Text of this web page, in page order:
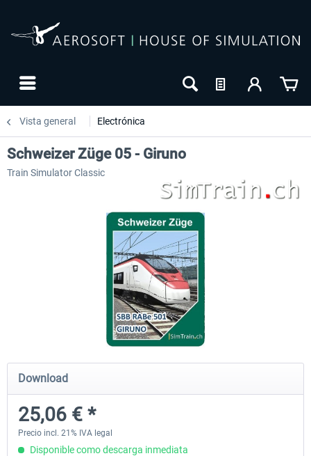
Vista general Electrónica
ICE 4 (Class 412)
35,54 € *
Stadler Flirt 3
Schweizer Züge 05 - Giruno
Train Simulator Classic
Download
25,06 € *
Precio incl. 21% IVA legal
Disponible como descarga inmediata